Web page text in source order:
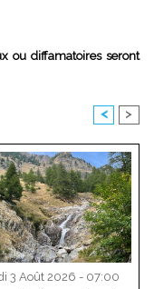
ou diffamatoires seront
< >
3 Août 2026 - 07:00